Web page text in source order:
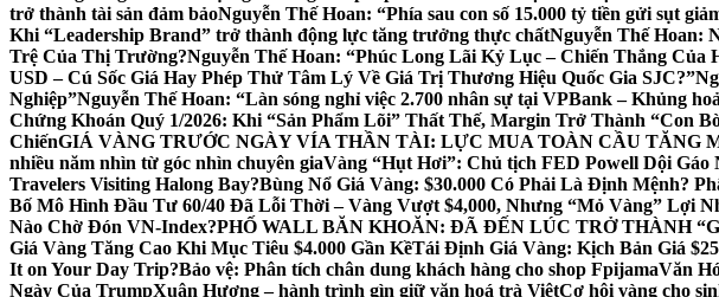
trở thành tài sản đảm bảoNguyễn Thế Hoan: “Phía sau con số 15.000 tỷ tiền gửi sụt
Khi “Leadership Brand” trở thành động lực tăng trưởng thực chấtNguyễn Thế Hoan:
Trệ Của Thị Trường?Nguyễn Thế Hoan: “Phúc Long Lãi Kỷ Lục – Chiến Thắng
USD – Cú Sốc Giá Hay Phép Thử Tâm Lý Về Giá Trị Thương Hiệu Quốc Gia SJC?”
Nghiệp”Nguyễn Thế Hoan: “Làn sóng nghỉ việc 2.700 nhân sự tại VPBank – Khủng
Chứng Khoán Quý 1/2026: Khi “Sản Phẩm Lõi” Thất Thế, Margin Trở Thành “Con
ChiếnGIÁ VÀNG TRƯỚC NGÀY VÍA THẦN TÀI: LỰC MUA TOÀN CẦU TĂNG
nhiều năm nhìn từ góc nhìn chuyên giaVàng “Hụt Hơi”: Chủ tịch FED Powell Dội
Travelers Visiting Halong Bay?Bùng Nổ Giá Vàng: $30.000 Có Phải Là Định Mệnh?
Bố Mô Hình Đầu Tư 60/40 Đã Lỗi Thời – Vàng Vượt $4,000, Nhưng “Mỏ Vàng” Lợi
Nào Chờ Đón VN-Index?PHỐ WALL BĂN KHOĂN: ĐÃ ĐẾN LÚC TRỞ THÀNH
Giá Vàng Tăng Cao Khi Mục Tiêu $4.000 Gần KềTái Định Giá Vàng: Kịch Bản Giá
It on Your Day Trip?Bảo vệ: Phân tích chân dung khách hàng cho shop FpijamaVăn
Ngày Của TrumpXuân Hương – hành trình gìn giữ văn hoá trà ViệtCơ hội vàng cho